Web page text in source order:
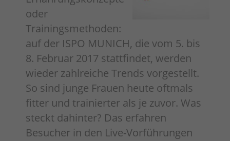
oder
Trainingsmethoden:
auf der ISPO MUNICH, die vom 5. bis
8. Februar 2017 stattfindet, werden
wieder zahlreiche Trends vorgestellt.
So sind junge Frauen heute oftmals
fitter und trainierter als je zuvor. Was
steckt dahinter? Das erfahren
Besucher in den Live-Vorführungen